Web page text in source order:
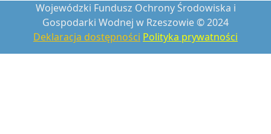
Wojewódzki Fundusz Ochrony Środowiska i
Gospodarki Wodnej w Rzeszowie © 2024
Deklaracja dostępności Polityka prywatności